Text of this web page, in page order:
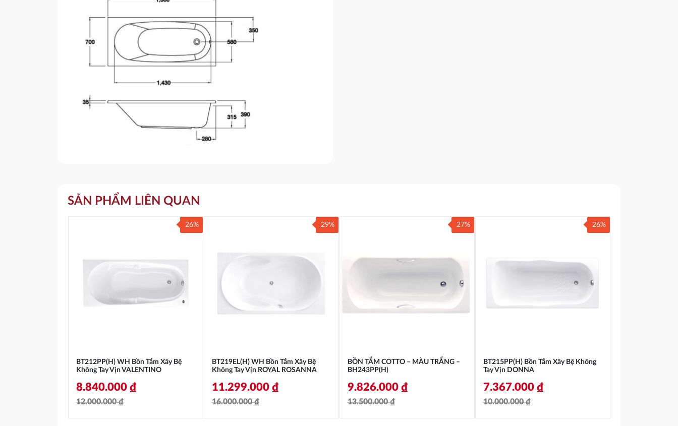
SẢN PHẨM LIÊN QUAN
BT212PP(H) WH Bồn Tắm Xây Bệ
Không Tay Vịn VALENTINO
12.000.000₫
8.840.000 ₫
26%
BT219EL(H) WH Bồn Tắm Xây Bệ
Không Tay Vịn ROYAL ROSANNA
16.000.000₫
11.299.000 ₫
29%
BỒN TẮM COTTO – MÀU TRẮNG –
BH243PP(H)
13.500.000₫
9.826.000 ₫
27%
BT215PP(H) Bồn Tắm Xây Bệ Không
Tay Vịn DONNA
10.000.000₫
7.367.000 ₫
26%